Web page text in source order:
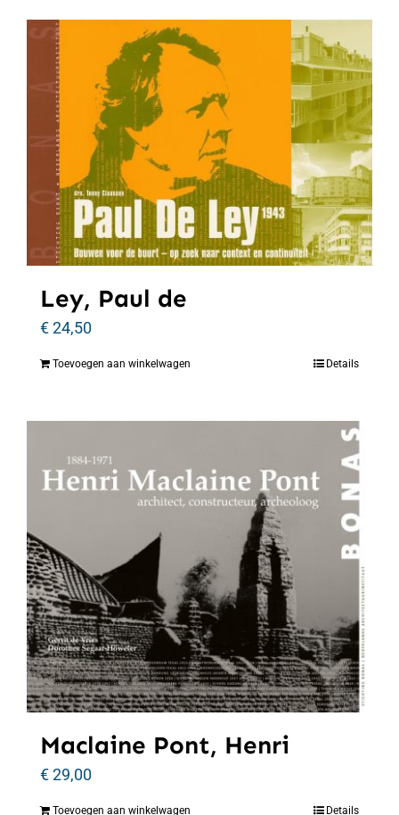
Ley, Paul de
€24,50
Toevoegen aan winkelwagen Details
Maclaine Pont, Henri
€29,00
Toevoegen aan winkelwagen Details